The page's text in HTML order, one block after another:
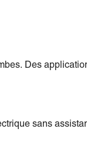
Des
sans